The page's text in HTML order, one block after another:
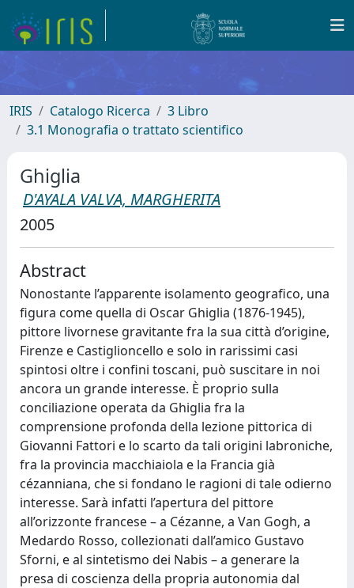
IRIS Catalogo Ricerca
3 Libro
3.1 Monografia o trattato scientifico
Ghiglia
D'AYALA VALVA, MARGHERITA
2005
Abstract
Nonostante l’apparente isolamento geografico, una
figura come quella di Oscar Ghiglia (1876-1945),
pittore livornese gravitante fra la sua città d’origine,
Firenze e Castiglioncello e solo in rarissimi casi
spintosi oltre i confini toscani, può suscitare in noi
ancora un grande interesse. È proprio sulla
conciliazione operata da Ghiglia fra la
comprensione profonda della lezione pittorica di
Giovanni Fattori e lo scarto da tali origini labroniche,
fra la provincia macchiaiola e la Francia già
cézanniana, che si fondano le ragioni di tale odierno
interesse. Sarà infatti l’apertura del pittore
all’orizzonte francese – a Cézanne, a Van Gogh, a
Medardo Rosso, collezionati dall’amico Gustavo
Sforni, e al sintetismo dei Nabis – a generare la
presa di coscienza della propria autonomia dal